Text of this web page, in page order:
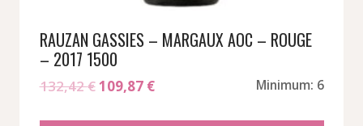
RAUZAN GASSIES – MARGAUX AOC – ROUGE
– 2017 1500
132,42€Le
109,87 €Le
Minimum: 6